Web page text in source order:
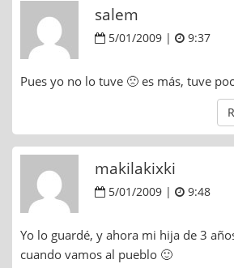
salem
5/01/2009 | 9:37
Pues yo no lo tuve 🙁 es más, tuve
makilakixki
5/01/2009 | 9:48
Yo lo guardé, y ahora mi hija de 3
cuando vamos al pueblo 🙂